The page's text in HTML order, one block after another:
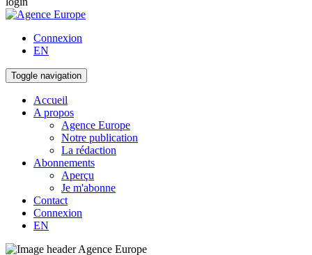
Connexion
EN
Toggle navigation
Accueil
A propos
Agence Europe
Notre publication
La rédaction
Abonnements
Aperçu
Je m'abonne
Contact
Connexion
EN